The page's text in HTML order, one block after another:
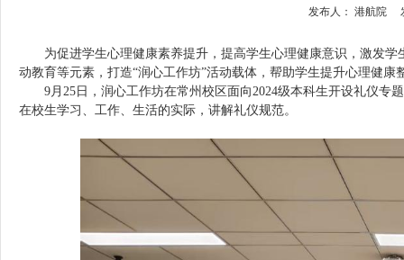
发布人： 港航院
为促进学生心理健康素养提升，提高学生心理健康意识，激发学
动教育等元素，打造“润心工作坊”活动载体，帮助学生提升心理健康
9月25日，润心工作坊在常州校区面向2024级本科生开设礼仪
在校生学习、工作、生活的实际，讲解礼仪规范。